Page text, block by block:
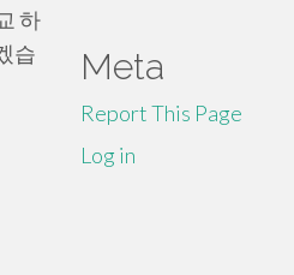
하
습
Meta
Report This Page
Log in